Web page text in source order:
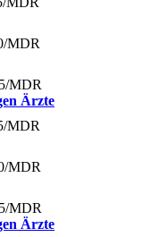
/MDR
/MDR
Ärzte
/MDR
/MDR
/MDR
Ärzte